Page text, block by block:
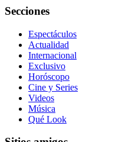
Secciones
Espectáculos
Actualidad
Internacional
Exclusivo
Horóscopo
Cine y Series
Videos
Música
Qué Look